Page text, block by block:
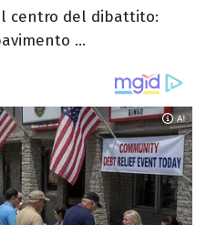
centro del dibattito:
...